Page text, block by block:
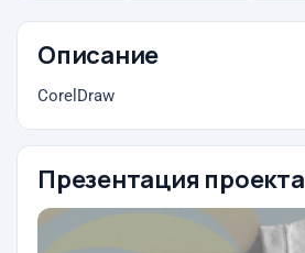
Описание
CorelDraw
Презентация проекта